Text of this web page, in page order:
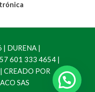
DURENA |
601 333 4654 |
CREADO POR
SAS